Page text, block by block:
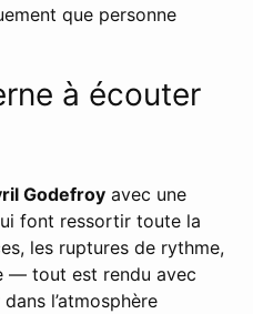
que personne
à écouter
Godefroy avec une
font ressortir toute la
les ruptures de rythme,
— tout est rendu avec
l’atmosphère